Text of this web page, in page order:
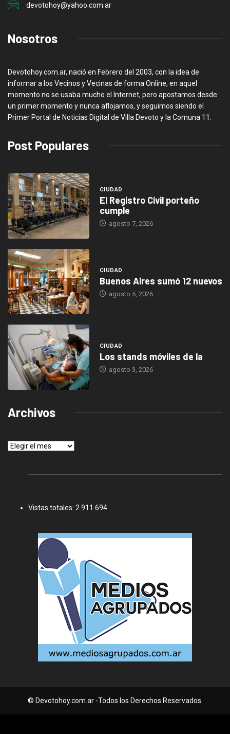
devotohoy@yahoo.com.ar
Nosotros
Devotohoy.com.ar, nació en Febrero del 2003, con la idea de
informar a los Vecinos y Vecinas de forma Online, en aquel
momento no se usaba mucho el Internet, pero apostamos desde
un primer momento y nunca aflojamos, y seguimos siendo el
Primer Portal de Noticias Digital de Villa Devoto y la Comuna 11.
Post Populares
CIUDAD
El Registro Civil porteño
cumple
agosto 7, 2026
CIUDAD
Buenos Aires sumó 12 nuevos
agosto 5, 2026
CIUDAD
Los stands móviles de la
agosto 3, 2026
Archivos
Archivos
Vistas totales: 2.911.694
© Devotohoy.com.ar -Todos los Derechos Reservados.